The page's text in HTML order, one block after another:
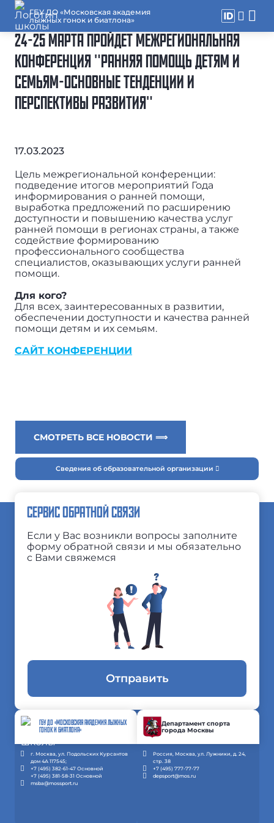
ГБУ ДО «Московская академия
лыжных гонок и биатлона»
24-25 МАРТА ПРОЙДЕТ МЕЖРЕГИОНАЛЬНАЯ
КОНФЕРЕНЦИЯ "РАННЯЯ ПОМОЩЬ ДЕТЯМ И
СЕМЬЯМ-ОСНОВНЫЕ ТЕНДЕНЦИИ И
ПЕРСПЕКТИВЫ РАЗВИТИЯ"
17.03.2023
Цель межрегиональной конференции:
подведение итогов мероприятий Года
информирования о ранней помощи,
выработка предложений по расширению
доступности и повышению качества услуг
ранней помощи в регионах страны, а также
содействие формированию
профессионального сообщества
специалистов, оказывающих услуги ранней
помощи.
Для кого?
Для всех, заинтересованных в развитии,
обеспечении доступности и качества ранней
помощи детям и их семьям.
САЙТ КОНФЕРЕНЦИИ
СМОТРЕТЬ ВСЕ НОВОСТИ ⟹
Сведения об образовательной организации
СЕРВИС ОБРАТНОЙ СВЯЗИ
Если у Вас возникли вопросы заполните
форму обратной связи и мы обязательно
с Вами свяжемся
Отправить
ГБУ ДО «МОСКОВСКАЯ АКАДЕМИЯ ЛЫЖНЫХ
ГОНОК И БИАТЛОНА»
г. Москва, ул. Подольских Курсантов
дом 4А 117545;
+7 (495) 382-61-47 Основной
+7 (495) 381-58-31 Основной
msba@mossport.ru
Департамент спорта
города Москвы
Россия, Москва, ул. Лужники, д. 24,
стр. 38
+7 (495) 777-77-77
depsport@mos.ru